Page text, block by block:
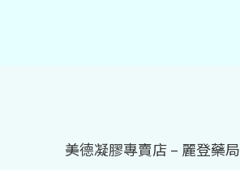
美德凝膠專賣店 – 麗登藥局